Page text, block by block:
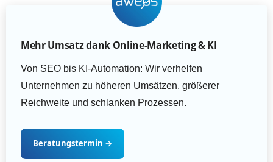
Mehr Umsatz dank Online-Marketing & KI
Von SEO bis KI-Automation: Wir verhelfen
Unternehmen zu höheren Umsätzen, größerer
Reichweite und schlanken Prozessen.
Beratungstermin →